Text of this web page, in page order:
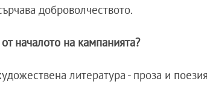
доброволчеството.
началото на кампанията?
литература - проза и